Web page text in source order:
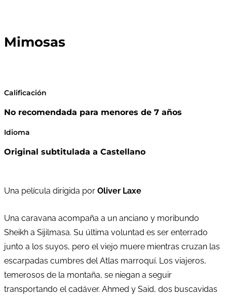
Mimosas
Calificación
No recomendada para menores de 7 años
Idioma
Original subtitulada a Castellano
Una película dirigida por Oliver Laxe
Una caravana acompaña a un anciano y moribundo
Sheikh a Sijilmasa. Su última voluntad es ser enterrado
junto a los suyos, pero el viejo muere mientras cruzan las
escarpadas cumbres del Atlas marroquí. Los viajeros,
temerosos de la montaña, se niegan a seguir
transportando el cadáver. Ahmed y Said, dos buscavidas